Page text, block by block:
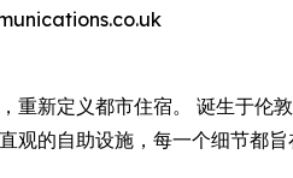
新定义都市住宿。 诞生于伦
的自助设施，每一个细节都